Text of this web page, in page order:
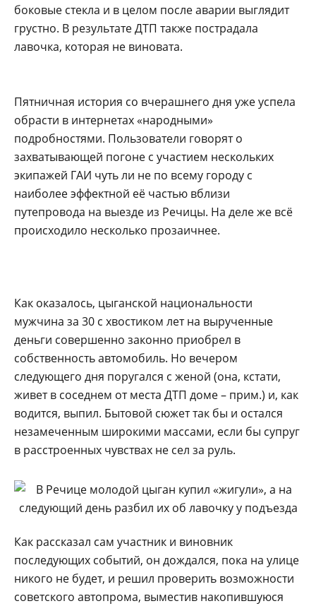
боковые стекла и в целом после аварии выглядит
грустно. В результате ДТП также пострадала
лавочка, которая не виновата.
Пятничная история со вчерашнего дня уже успела
обрасти в интернетах «народными»
подробностями. Пользователи говорят о
захватывающей погоне с участием нескольких
экипажей ГАИ чуть ли не по всему городу с
наиболее эффектной её частью вблизи
путепровода на выезде из Речицы. На деле же всё
происходило несколько прозаичнее.
Как оказалось, цыганской национальности
мужчина за 30 с хвостиком лет на вырученные
деньги совершенно законно приобрел в
собственность автомобиль. Но вечером
следующего дня поругался с женой (она, кстати,
живет в соседнем от места ДТП доме – прим.) и, как
водится, выпил. Бытовой сюжет так бы и остался
незамеченным широкими массами, если бы супруг
в расстроенных чувствах не сел за руль.
Как рассказал сам участник и виновник
последующих событий, он дождался, пока на улице
никого не будет, и решил проверить возможности
советского автопрома, выместив накопившуюся